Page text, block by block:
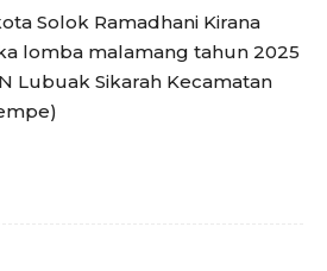
Solok Ramadhani Kirana
lomba malamang tahun 2025
Lubuak Sikarah Kecamatan